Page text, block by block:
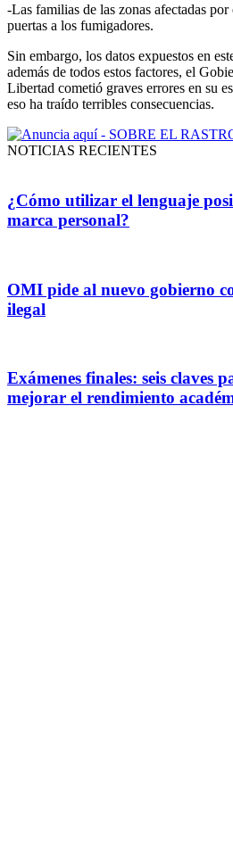
-Las familias de las zonas afectadas
puertas a los fumigadores.
Sin embargo, los datos expuestos en
además de todos estos factores, el
Libertad cometió graves errores en su
eso ha traído terribles consecuencias.
NOTICIAS RECIENTES
¿Cómo utilizar el lenguaje
marca personal?
OMI pide al nuevo gobierno
ilegal
Exámenes finales: seis claves
mejorar el rendimiento